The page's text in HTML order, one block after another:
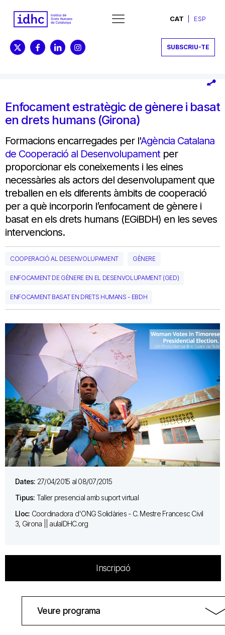
CAT ESP
SUBSCRIU-TE
Enfocament estratègic de gènere i basat
en drets humans (Girona)
Formacions encarregades per l'Agència Catalana
de Cooperació al Desenvolupament per
proporcionar els coneixements i les eines
necessàries als actors del desenvolupament que
treballen en els diferents àmbits de cooperació
per a què incorporin l’enfocament de gènere i
basat en els drets humans (EGiBDH) en les seves
intervencions.
COOPERACIÓ AL DESENVOLUPAMENT GÈNERE
ENFOCAMENT DE GÈNERE EN EL DESENVOLUPAMENT (GED)
ENFOCAMENT BASAT EN DRETS HUMANS - EBDH
Dates: 27/04/2015 al 08/07/2015
Tipus: Taller presencial amb suport virtual
Lloc: Coordinadora d'ONG Solidàries - C. Mestre Francesc Civil
3, Girona || aulaIDHC.org
Inscripció
Veure programa